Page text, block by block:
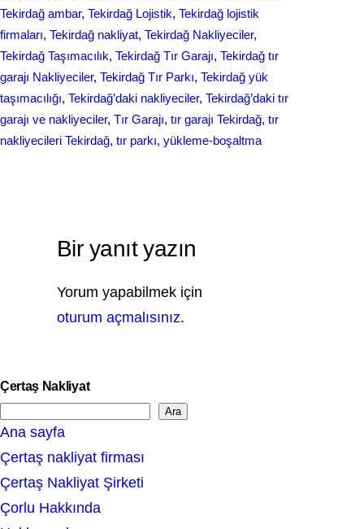
Tekirdağ ambar, Tekirdağ Lojistik, Tekirdağ lojistik
firmaları, Tekirdağ nakliyat, Tekirdağ Nakliyeciler
Tekirdağ Taşımacılık, Tekirdağ Tır Garajı, Tekirdağ tır
garajı Nakliyeciler, Tekirdağ Tır Parkı, Tekirdağ yük
taşımacılığı, Tekirdağ’daki nakliyeciler, Tekirdağ’daki tır
garajı ve nakliyeciler, Tır Garajı, tır garajı Tekirdağ, tır
nakliyecileri Tekirdağ, tır parkı, yükleme-boşaltma
Bir yanıt yazın
Yorum yapabilmek için
oturum açmalısınız.
Çertaş Nakliyat
e
a
r
c
Ara
Ana sayfa
Çertaş nakliyat firması
Çertaş Nakliyat Şirketi
Çorlu Hakkında